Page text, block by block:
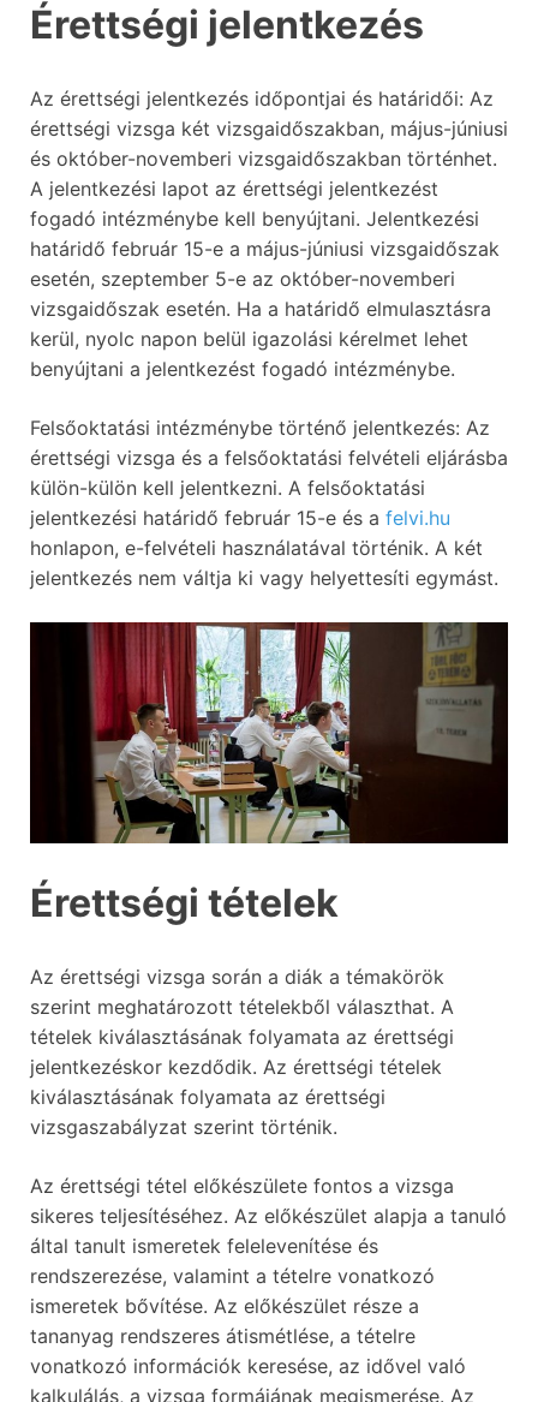
Érettségi jelentkezés
Az érettségi jelentkezés időpontjai és határidői: Az
érettségi vizsga két vizsgaidőszakban, május-júniusi
és október-novemberi vizsgaidőszakban történhet.
A jelentkezési lapot az érettségi jelentkezést
fogadó intézménybe kell benyújtani. Jelentkezési
határidő február 15-e a május-júniusi vizsgaidőszak
esetén, szeptember 5-e az október-novemberi
vizsgaidőszak esetén. Ha a határidő elmulasztásra
kerül, nyolc napon belül igazolási kérelmet lehet
benyújtani a jelentkezést fogadó intézménybe.
Felsőoktatási intézménybe történő jelentkezés: Az
érettségi vizsga és a felsőoktatási felvételi eljárásba
külön-külön kell jelentkezni. A felsőoktatási
jelentkezési határidő február 15-e és a felvi.hu
honlapon, e-felvételi használatával történik. A két
jelentkezés nem váltja ki vagy helyettesíti egymást.
Érettségi tételek
Az érettségi vizsga során a diák a témakörök
szerint meghatározott tételekből választhat. A
tételek kiválasztásának folyamata az érettségi
jelentkezéskor kezdődik. Az érettségi tételek
kiválasztásának folyamata az érettségi
vizsgaszabályzat szerint történik.
Az érettségi tétel előkészülete fontos a vizsga
sikeres teljesítéséhez. Az előkészület alapja a tanuló
által tanult ismeretek felelevenítése és
rendszerezése, valamint a tételre vonatkozó
ismeretek bővítése. Az előkészület része a
tananyag rendszeres átismétlése, a tételre
vonatkozó információk keresése, az idővel való
kalkulálás, a vizsga formájának megismerése. Az